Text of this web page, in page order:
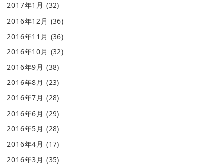
2017年1月 (32)
2016年12月 (36)
2016年11月 (36)
2016年10月 (32)
2016年9月 (38)
2016年8月 (23)
2016年7月 (28)
2016年6月 (29)
2016年5月 (28)
2016年4月 (17)
2016年3月 (35)